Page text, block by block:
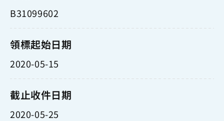
B31099602
領標起始日期
2020-05-15
截止收件日期
2020-05-25